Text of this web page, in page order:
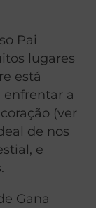
Pai
lugares
está
enfrentar a
(ver
de nos
e
Gana